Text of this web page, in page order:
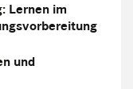
Lernen im
und